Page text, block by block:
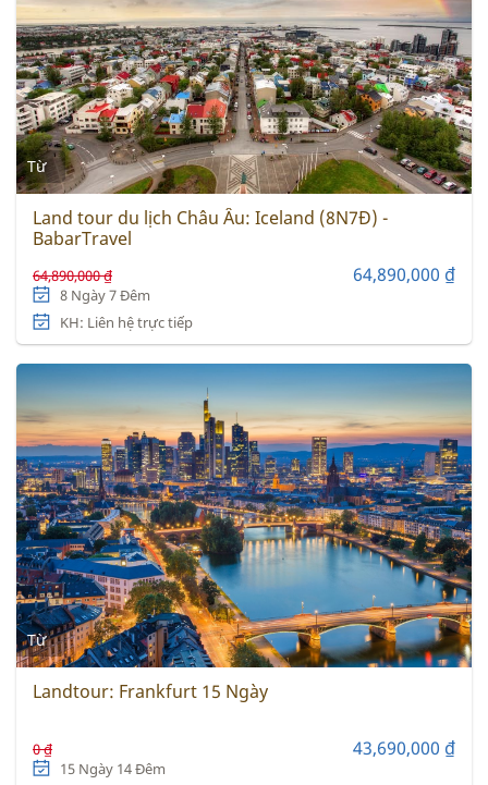
Từ
Land tour du lịch Châu Âu: Iceland (8N7Đ) -
BabarTravel
64,890,000 ₫ 64,890,000 ₫
8 Ngày 7 Đêm
KH: Liên hệ trực tiếp
Từ
Landtour: Frankfurt 15 Ngày
0 ₫ 43,690,000 ₫
15 Ngày 14 Đêm